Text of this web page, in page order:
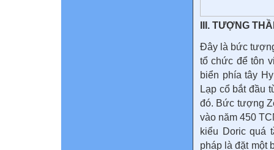
III. TƯỢNG
Đây là bức
tổ chức để tôn
biển phía tây
Lạp cổ bắt đầu
đó. Bức tượng
vào năm 450
kiểu Doric quá
pháp là đặt một